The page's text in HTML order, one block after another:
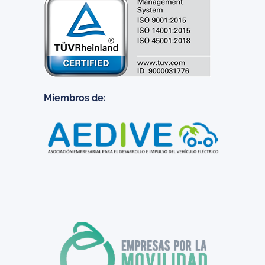
Miembros de: